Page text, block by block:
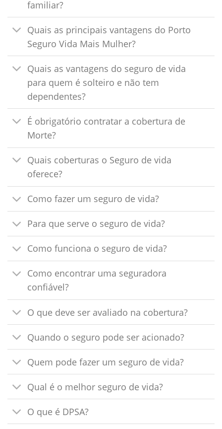
familiar?
Quais as principais vantagens do Porto
Seguro Vida Mais Mulher?
Quais as vantagens do seguro de vida
para quem é solteiro e não tem
dependentes?
É obrigatório contratar a cobertura de
Morte?
Quais coberturas o Seguro de vida
oferece?
Como fazer um seguro de vida?
Para que serve o seguro de vida?
Como funciona o seguro de vida?
Como encontrar uma seguradora
confiável?
O que deve ser avaliado na cobertura?
Quando o seguro pode ser acionado?
Quem pode fazer um seguro de vida?
Qual é o melhor seguro de vida?
O que é DPSA?